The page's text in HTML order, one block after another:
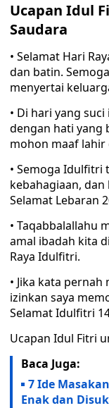
Ucapan Idul
Saudara
• Selamat Hari
dan batin.
menyertai
• Di hari yang
dengan hati yang
mohon maaf lahir
• Semoga Idulfitri
kebahagiaan,
Selamat Lebaran
• Taqabbalallahu
amal ibadah kita
Raya Idulfitri.
• Jika kata
izinkan saya
Selamat Idulfitri
Ucapan Idul Fitri
Baca Juga:
7 Ide
Enak dan